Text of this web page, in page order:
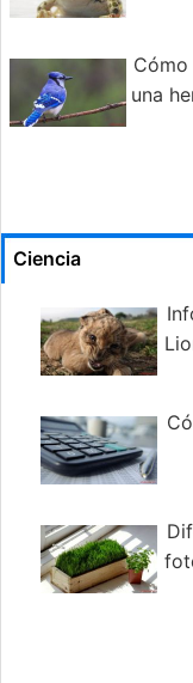
una
Ciencia